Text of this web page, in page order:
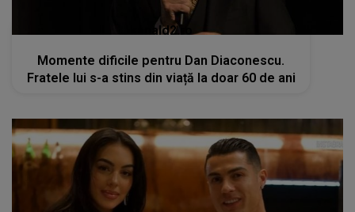
kanald2.ro
Momente dificile pentru Dan Diaconescu.
Fratele lui s-a stins din viață la doar 60 de ani